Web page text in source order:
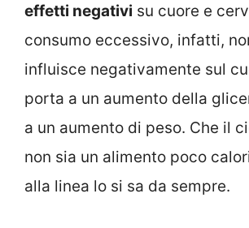
effetti negativi su cuore e
consumo eccessivo, infatti,
influisce negativamente sul
porta a un aumento della
a un aumento di peso. Che il
non sia un alimento poco
alla linea lo si sa da sempre.